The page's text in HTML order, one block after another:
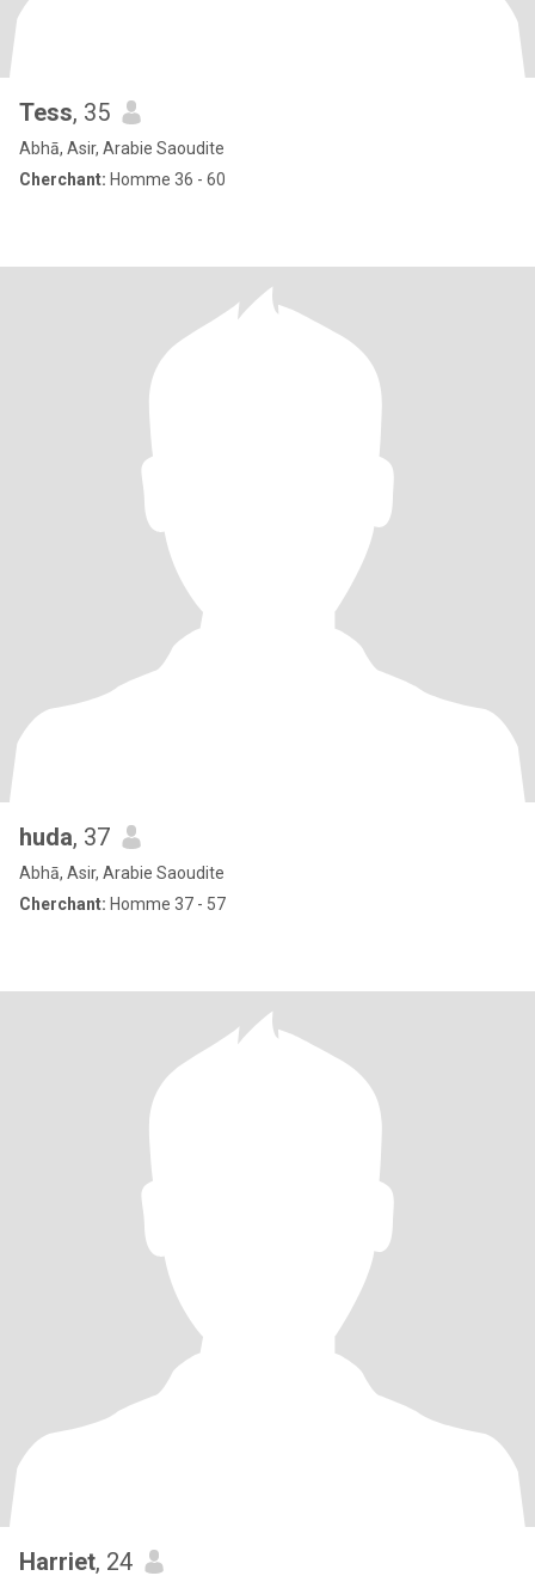
Tess, 35
Abhā, Asir, Arabie Saoudite
Cherchant: Homme 36 - 60
huda, 37
Abhā, Asir, Arabie Saoudite
Cherchant: Homme 37 - 57
Harriet, 24